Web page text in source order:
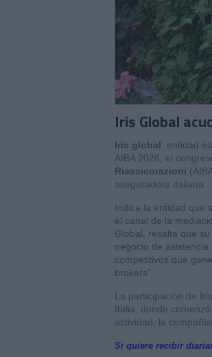
Iris Global
Iris global , entidad
AIBA 2026, el
Riassicurazioni
aseguradora italiana.
Indica la entidad que
el canal de la
Global, resalta que
negocio de
competitivos que
brokers".
La participación de
Italia, donde
actividad, la
Si quiere recibir